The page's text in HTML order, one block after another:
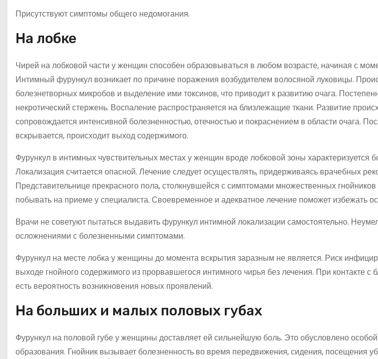
Присутствуют симптомы общего недомогания.
На лобке
Чирей на лобковой части у женщин способен образовываться в любом возрасте, начиная с
Интимный фурункул возникает по причине поражения возбудителем волосяной луковицы.
болезнетворных микробов и выделение ими токсинов, что приводит к развитию очага.
некротический стержень. Воспаление распространяется на близлежащие ткани. Развитие
сопровождается интенсивной болезненностью, отечностью и покраснением в области очага.
вскрывается, происходит выход содержимого.
Фурункул в интимных чувствительных местах у женщин вроде лобковой зоны характеризуется
Локализация считается опасной. Лечение следует осуществлять, придерживаясь врачебных
Представительнице прекрасного пола, столкнувшейся с симптомами множественных
побывать на приеме у специалиста. Своевременное и адекватное лечение поможет избежать
Врачи не советуют пытаться выдавить фурункул интимной локализации самостоятельно.
осложнениями с болезненными симптомами.
Фурункул на месте лобка у женщины до момента вскрытия заразным не является. Риск
выходе гнойного содержимого из прорвавшегося интимного чирья без лечения. При контакте
есть вероятность возникновения новых проявлений.
На больших и малых половых губах
Фурункул на половой губе у женщины доставляет ей сильнейшую боль. Это обусловлено
образования. Гнойник вызывает болезненность во время передвижения, сидения, посещения